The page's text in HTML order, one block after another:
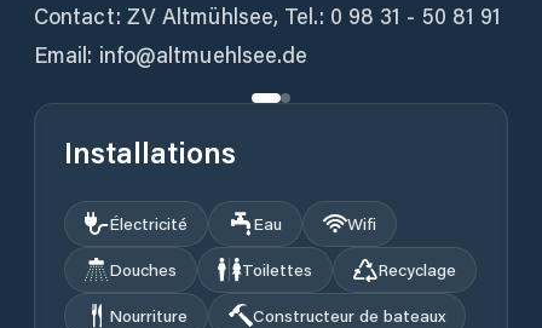
Contact: ZV Altmühlsee, Tel.: 0 98 31 - 50 81 91
Email: info@altmuehlsee.de
Installations
Électricité Eau
Wifi
Douches
Toilettes
Recyclage
Nourriture
Constructeur de bateaux